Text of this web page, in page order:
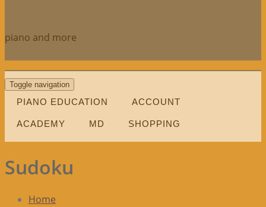
piano and more
Toggle navigation
PIANO EDUCATION ACCOUNT
ACADEMY MD SHOPPING
Sudoku
Home